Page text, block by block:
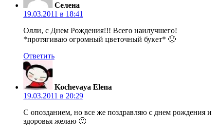
Селена
19.03.2011 в 18:41
Олли, с Днем Рождения!!! Всего наилучшего!
*протягиваю огромный цветочный букет* 🙂
Ответить
Kochevaya Elena
19.03.2011 в 20:29
C опозданием, но все же поздравляю с днем рождения и
здоровья желаю 🙂